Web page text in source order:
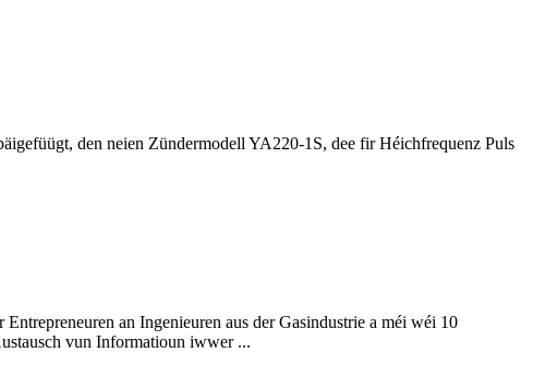
den neien Zündermodell YA220-1S, dee fir Héichfrequenz Puls
an Ingenieuren aus der Gasindustrie a méi wéi 10
vun Informatioun iwwer ...